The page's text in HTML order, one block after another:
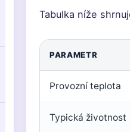
Tabulka níže
PARAMETR
Provozní teplota
Typická životnost